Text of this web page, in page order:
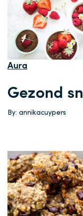
Aura
Gezond
By: annikacuypers